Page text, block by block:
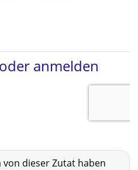
von dieser Zutat haben